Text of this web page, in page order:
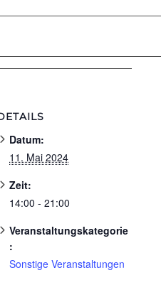
Datum:
11. Mai 2024
Zeit:
14:00 - 21:00
Veranstaltungskategorie
:
Sonstige Veranstaltungen